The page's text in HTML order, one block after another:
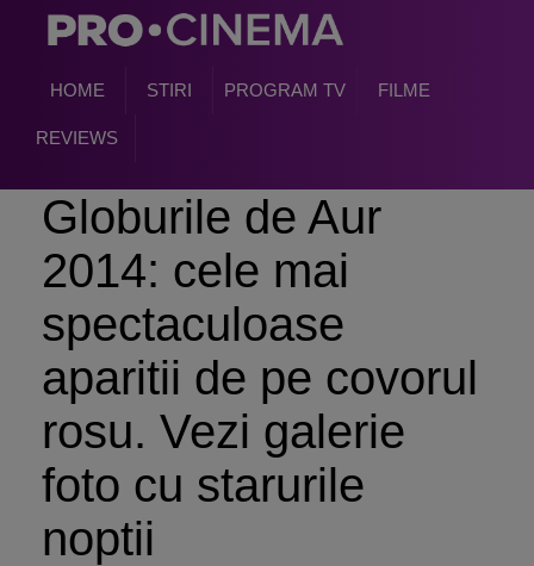
HOME STIRI PROGRAM TV FILME
REVIEWS
Globurile de Aur
2014: cele mai
spectaculoase
aparitii de pe covorul
rosu. Vezi galerie
foto cu starurile
noptii